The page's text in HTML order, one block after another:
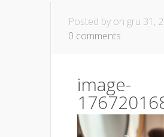
Posted by on gru 31,
0 comments
image-